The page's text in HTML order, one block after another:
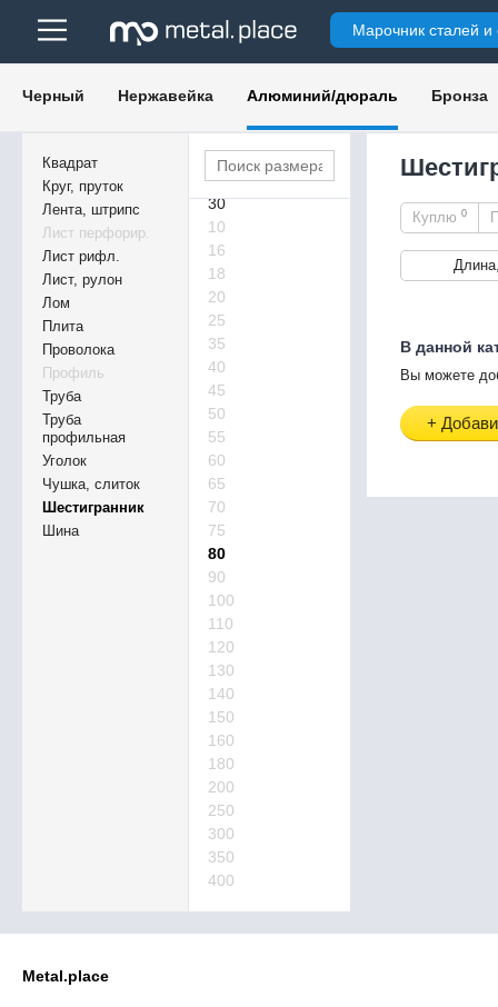
Марочник сталей и
Черный Нержавейка Алюминий/дюраль Бронза
Квадрат
Круг, пруток
Лента, штрипс
Лист перфорир.
Лист рифл.
Лист, рулон
Лом
Плита
Проволока
Профиль
Труба
Труба
профильная
Уголок
Чушка, слиток
Шестигранник
Шина
14
19
27
30
10
16
18
20
25
35
40
45
50
55
60
65
70
75
80
90
100
110
120
130
140
150
160
180
200
250
300
350
400
Куплю 0
В данной
Вы можете
+
Metal.place